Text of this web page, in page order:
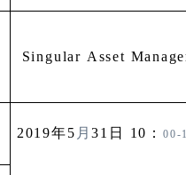
Singular Asset
2019年5 月31 日 10 ： 00-